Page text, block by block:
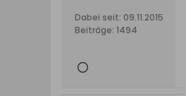
Dabei seit: 09.11.2015
Beiträge: 1494